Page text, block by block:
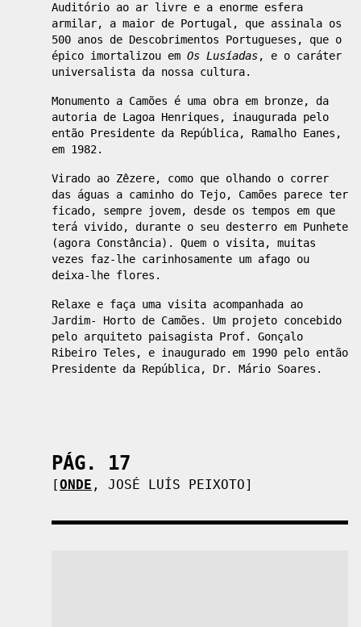
Auditório ao ar livre e a enorme esfera
armilar, a maior de Portugal, que assinala os
500 anos de Descobrimentos Portugueses, que o
épico imortalizou em Os Lusíadas, e o caráter
universalista da nossa cultura.
Monumento a Camões é uma obra em bronze, da
autoria de Lagoa Henriques, inaugurada pelo
então Presidente da República, Ramalho Eanes,
em 1982.
Virado ao Zêzere, como que olhando o correr
das águas a caminho do Tejo, Camões parece ter
ficado, sempre jovem, desde os tempos em que
terá vivido, durante o seu desterro em Punhete
(agora Constância). Quem o visita, muitas
vezes faz-lhe carinhosamente um afago ou
deixa-lhe flores.
Relaxe e faça uma visita acompanhada ao
Jardim- Horto de Camões. Um projeto concebido
pelo arquiteto paisagista Prof. Gonçalo
Ribeiro Teles, e inaugurado em 1990 pelo então
Presidente da República, Dr. Mário Soares.
PÁG. 17
[ONDE , JOSÉ LUÍS PEIXOTO]